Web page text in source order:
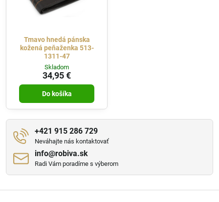
Tmavo hnedá pánska
kožená peňaženka 513-
1311-47
Skladom
34,95 €
Do košíka
+421 915 286 729
Neváhajte nás kontaktovať
info​@robiva​.sk
Radi Vám poradíme s výberom